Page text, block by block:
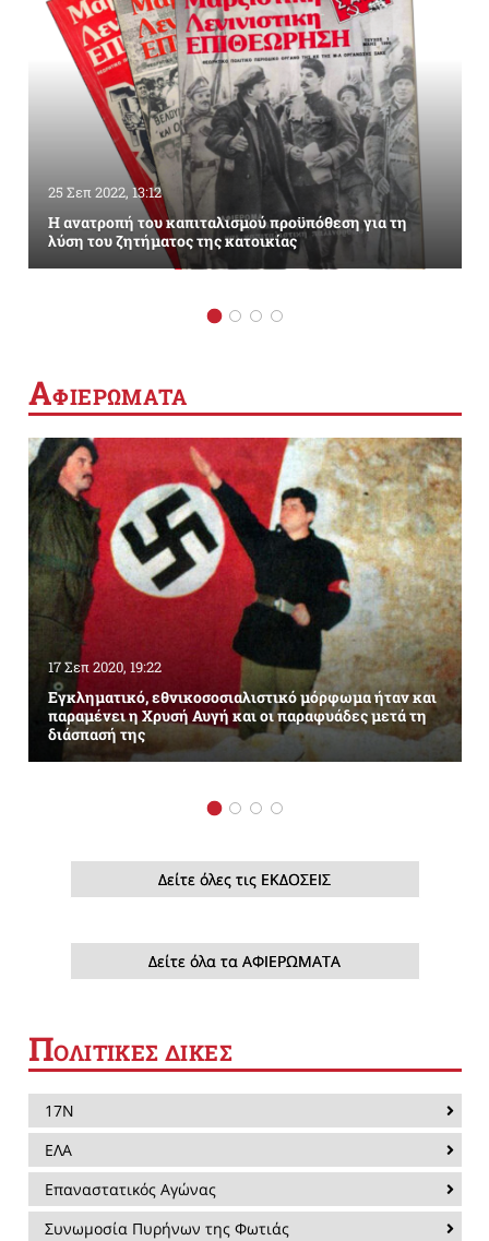
25 Σεπ 2022, 13:12
Η ανατροπή του καπιταλισμού προϋπόθεση για τη
λύση του ζητήματος της κατοικίας
ΑΦΙΕΡΩΜΑΤΑ
17 Σεπ 2020, 19:22
Εγκληματικό, εθνικοσοσιαλιστικό μόρφωμα ήταν και
παραμένει η Χρυσή Αυγή και οι παραφυάδες μετά τη
διάσπασή της
Δείτε όλες τις ΕΚΔΟΣΕΙΣ
Δείτε όλα τα ΑΦΙΕΡΩΜΑΤΑ
ΠΟΛΙΤΙΚΕΣ ΔΙΚΕΣ
17Ν
ΕΛΑ
Επαναστατικός Αγώνας
Συνωμοσία Πυρήνων της Φωτιάς